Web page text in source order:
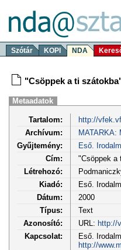
Szótár KOPI NDA
"Csöppek a ti
Metaadatok
Tartalom:
http://
Archívum:
MATARKA:
Gyűjtemény:
Eső.
Cím:
"Csöppek a
Létrehozó:
Kiadó:
Eső.
Dátum:
2000
Típus:
Text
Azonosító:
URL: http://
Kapcsolat:
Eső.
http://